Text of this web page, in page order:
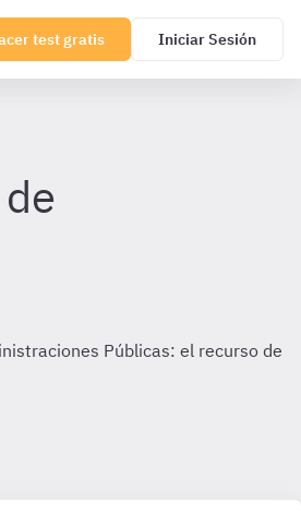
test gratis Iniciar Sesión
Públicas: el recurso de